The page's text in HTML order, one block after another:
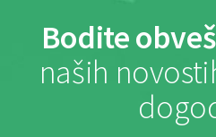
Bodite
naših